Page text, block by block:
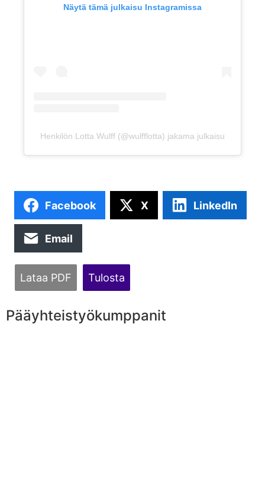
Näytä tämä julkaisu Instagramissa
Henkilön Lotta Wulff (@wulfflotta) jakama julkaisu
Facebook X LinkedIn
Email
Lataa PDF Tulosta
Pääyhteistyökumppanit